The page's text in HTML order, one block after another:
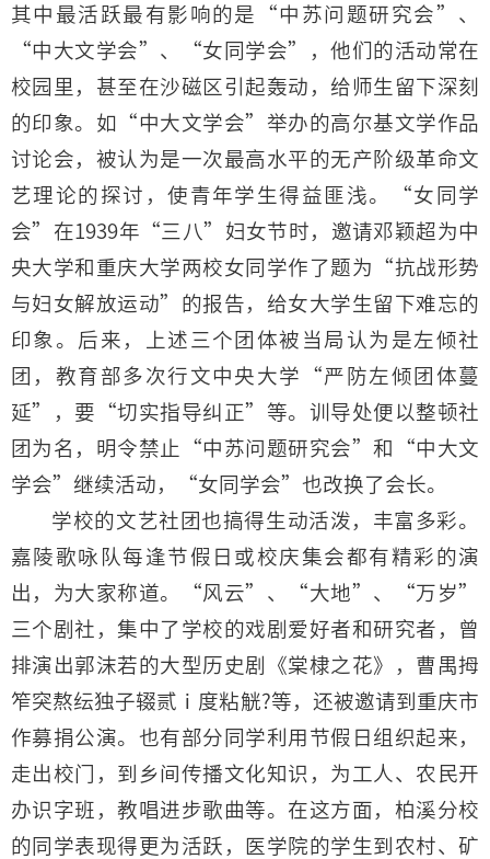
其中最活跃最有影响的是“中苏问题研究会”、
“中大文学会”、“女同学会”，他们的活动常在
校园里，甚至在沙磁区引起轰动，给师生留下深刻
的印象。如“中大文学会”举办的高尔基文学作品
讨论会，被认为是一次最高水平的无产阶级革命文
艺理论的探讨，使青年学生得益匪浅。“女同学
会”在1939年“三八”妇女节时，邀请邓颖超为中
央大学和重庆大学两校女同学作了题为“抗战形势
与妇女解放运动”的报告，给女大学生留下难忘的
印象。后来，上述三个团体被当局认为是左倾社
团，教育部多次行文中央大学“严防左倾团体蔓
延”，要“切实指导纠正”等。训导处便以整顿社
团为名，明令禁止“中苏问题研究会”和“中大文
学会”继续活动，“女同学会”也改换了会长。
学校的文艺社团也搞得生动活泼，丰富多彩。
嘉陵歌咏队每逢节假日或校庆集会都有精彩的演
出，为大家称道。“风云”、“大地”、“万岁”
三个剧社，集中了学校的戏剧爱好者和研究者，曾
排演出郭沫若的大型历史剧《棠棣之花》，曹禺拇
笮突熬纭独子辍贰ⅰ度粘觥?等，还被邀请到重庆市
作募捐公演。也有部分同学利用节假日组织起来，
走出校门，到乡间传播文化知识，为工人、农民开
办识字班，教唱进步歌曲等。在这方面，柏溪分校
的同学表现得更为活跃，医学院的学生到农村、矿